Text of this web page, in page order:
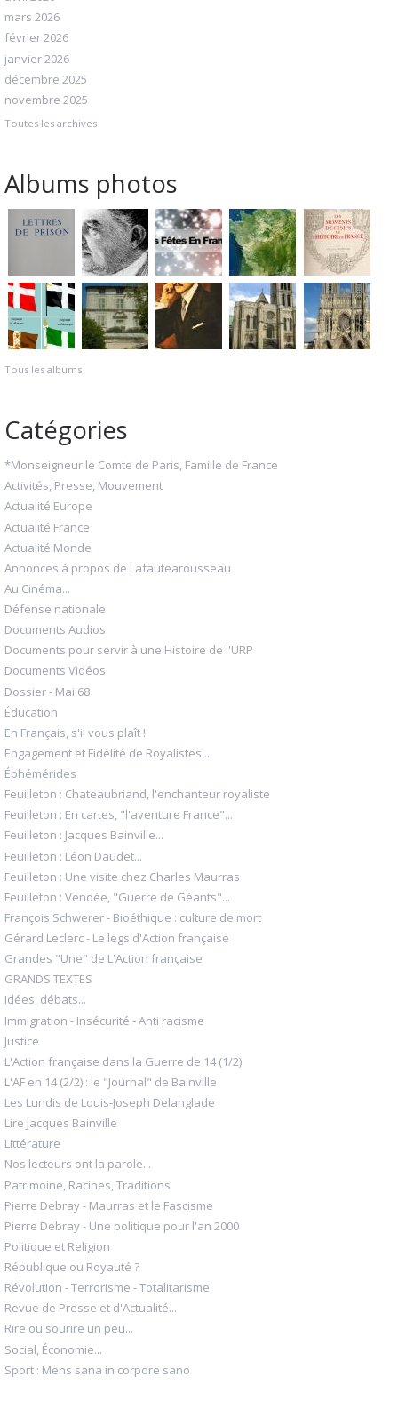
mars 2026
février 2026
janvier 2026
décembre 2025
novembre 2025
Toutes les archives
Albums photos
Tous les albums
Catégories
*Monseigneur le Comte de Paris, Famille de France
Activités, Presse, Mouvement
Actualité Europe
Actualité France
Actualité Monde
Annonces à propos de Lafautearousseau
Au Cinéma...
Défense nationale
Documents Audios
Documents pour servir à une Histoire de l'URP
Documents Vidéos
Dossier - Mai 68
Éducation
En Français, s'il vous plaît !
Engagement et Fidélité de Royalistes...
Éphémérides
Feuilleton : Chateaubriand, l'enchanteur royaliste
Feuilleton : En cartes, "l'aventure France"...
Feuilleton : Jacques Bainville...
Feuilleton : Léon Daudet...
Feuilleton : Une visite chez Charles Maurras
Feuilleton : Vendée, "Guerre de Géants"...
François Schwerer - Bioéthique : culture de mort
Gérard Leclerc - Le legs d'Action française
Grandes "Une" de L'Action française
GRANDS TEXTES
Idées, débats...
Immigration - Insécurité - Anti racisme
Justice
L'Action française dans la Guerre de 14 (1/2)
L'AF en 14 (2/2) : le "Journal" de Bainville
Les Lundis de Louis-Joseph Delanglade
Lire Jacques Bainville
Littérature
Nos lecteurs ont la parole...
Patrimoine, Racines, Traditions
Pierre Debray - Maurras et le Fascisme
Pierre Debray - Une politique pour l'an 2000
Politique et Religion
République ou Royauté ?
Révolution - Terrorisme - Totalitarisme
Revue de Presse et d'Actualité...
Rire ou sourire un peu...
Social, Économie...
Sport : Mens sana in corpore sano